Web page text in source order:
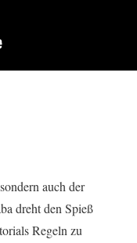
auch der
dreht den Spieß
Regeln zu